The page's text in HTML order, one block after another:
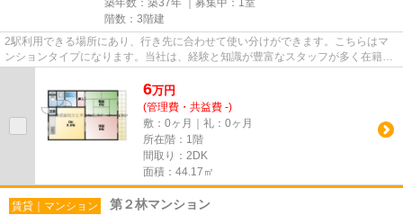
築年数：築37年 ｜募集中： 1室
階数：3階建
2駅利用できる場所にあり、行き先に合わせて使い分けができます。こちらはマ
ンションタイプになります。当社は、経験と知識が豊富なスタッフが多く在籍し
6万円
(管理費・共益費 -)
敷：0ヶ月｜礼：0ヶ月
所在階：1階
間取り：2DK
面積：44.17㎡
賃貸｜マンション 第２林マンション